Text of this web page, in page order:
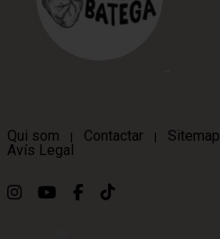
Qui som | Contactar | Sitemap
Avís Legal
Link a instagram
Link a youtube
Link a facebook
Link a ticktok